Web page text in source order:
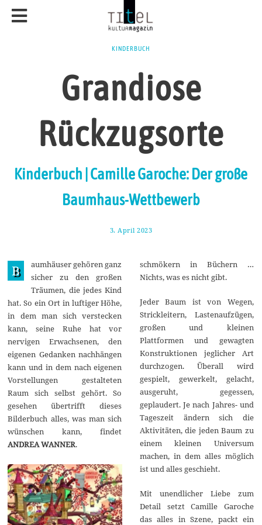
KINDERBUCH
Grandiose
Rückzugsorte
Kinderbuch | Camille Garoche: Der große
Baumhaus-Wettbewerb
3. April 2023
r
i
l
0
3
B
aumhäuser gehören ganz
sicher zu den großen
Träumen, die jedes Kind
hat. So ein Ort in luftiger Höhe,
in dem man sich verstecken
kann, seine Ruhe hat vor
nervigen Erwachsenen, den
eigenen Gedanken nachhängen
kann und in dem nach eigenen
Vorstellungen gestalteten
Raum sich selbst gehört. So
gesehen übertrifft dieses
Bilderbuch alles, was man sich
wünschen kann, findet
ANDREA WANNER.
schmökern in Büchern …
Nichts, was es nicht gibt.
Jeder Baum ist von Wegen,
Strickleitern, Lastenaufzügen,
großen und kleinen
Plattformen und gewagten
Konstruktionen jeglicher Art
durchzogen. Überall wird
gespielt, gewerkelt, gelacht,
ausgeruht, gegessen,
geplaudert. Je nach Jahres- und
Tageszeit ändern sich die
Aktivitäten, die jeden Baum zu
einem kleinen Universum
machen, in dem alles möglich
ist und alles geschieht.
Mit unendlicher Liebe zum
Detail setzt Camille Garoche
das alles in Szene, packt ein